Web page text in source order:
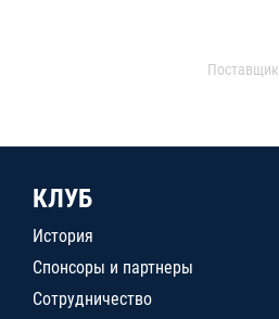
Поставщик
КЛУБ
История
Спонсоры и партнеры
Сотрудничество